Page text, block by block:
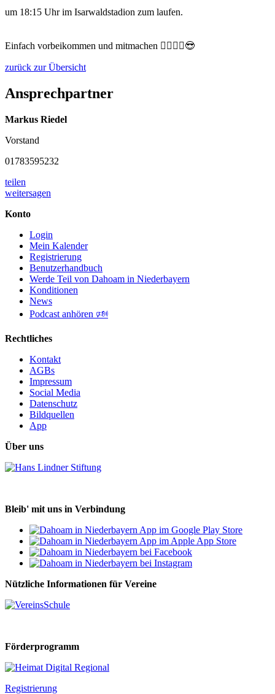
um 18:15 Uhr im Isarwaldstadion zum laufen.
Einfach vorbeikommen und mitmachen 🏃‍♂️🏃‍♀️😎
zurück zur Übersicht
Ansprechpartner
Markus Riedel
Vorstand
01783595232
teilen
weitersagen
Konto
Login
Mein Kalender
Registrierung
Benutzerhandbuch
Werde Teil von Dahoam in Niederbayern
Konditionen
News
Podcast anhören 🕬
Rechtliches
Kontakt
AGBs
Impressum
Social Media
Datenschutz
Bildquellen
App
Über uns
Bleib' mit uns in Verbindung
Nützliche Informationen für Vereine
Förderprogramm
Registrierung